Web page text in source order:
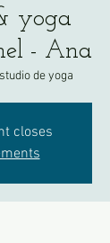
yoga
- Ana
de yoga
closes